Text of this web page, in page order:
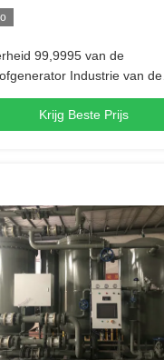
99,9995 van de
Industrie van de
Krijg Beste Prijs